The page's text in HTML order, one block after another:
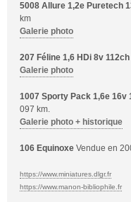
5008 Allure 1,2e Puretech
km
Galerie photo
207 Féline 1,6 HDi 8v
Galerie photo
1007 Sporty Pack 1,6e 16v
097 km.
Galerie photo + historique
106 Equinoxe Vendue en
https://www.miniatures.dlgr.fr
https://www.manon-bibliophile.fr